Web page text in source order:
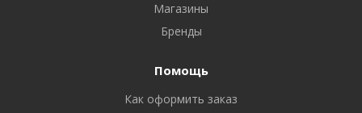
Магазины
Бренды
Помощь
Как оформить заказ